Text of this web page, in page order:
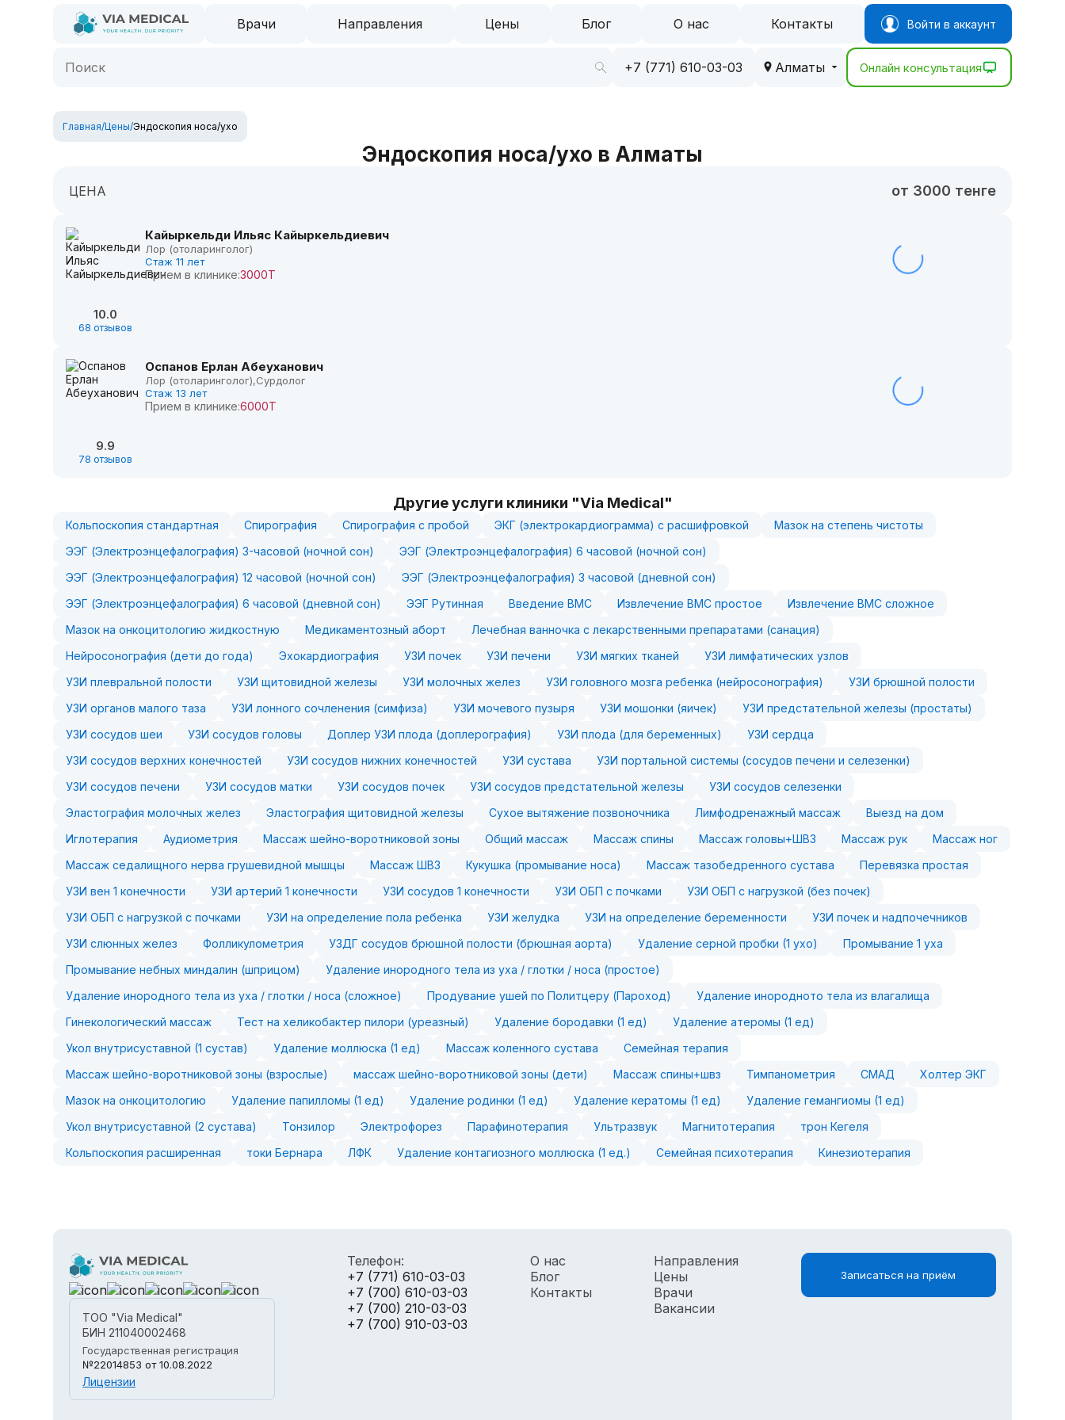
Врачи Направления Цены Блог О нас Контакты Войти в аккаунт
+7 (771) 610-03-03 Алматы Онлайн консультация
Главная/Цены/Эндоскопия носа/ухо
Эндоскопия носа/ухо в Алматы
ЦЕНА от 3000 тенге
10.0
68 отзывов
Кайыркельди Ильяс Кайыркельдиевич
Лор (отоларинголог)
Стаж 11 лет
Прием в клинике:3000Т
9.9
78 отзывов
Оспанов Ерлан Абеуханович
Лор (отоларинголог),Сурдолог
Стаж 13 лет
Прием в клинике:6000Т
Другие услуги клиники "Via Medical"
Кольпоскопия стандартная Спирография Спирография с пробой ЭКГ (электрокардиограмма) с расшифровкой
Мазок на степень чистоты
ЭЭГ (Электроэнцефалография) 3-часовой (ночной сон)
ЭЭГ (Электроэнцефалография) 6 часовой (ночной сон)
ЭЭГ (Электроэнцефалография) 12 часовой (ночной сон)
ЭЭГ (Электроэнцефалография) 3 часовой (дневной сон)
ЭЭГ (Электроэнцефалография) 6 часовой (дневной сон)
ЭЭГ Рутинная Введение ВМС Извлечение ВМС простое
Извлечение ВМС сложное
Мазок на онкоцитологию жидкостную
Медикаментозный аборт
Лечебная ванночка с лекарственными препаратами (санация)
Нейросонография (дети до года)
Эхокардиография УЗИ почек УЗИ печени УЗИ мягких тканей
УЗИ лимфатических узлов
УЗИ плевральной полости
УЗИ щитовидной железы УЗИ молочных желез УЗИ головного мозга ребенка (нейросонография)
УЗИ брюшной полости
УЗИ органов малого таза
УЗИ лонного сочленения (симфиза) УЗИ мочевого пузыря УЗИ мошонки (яичек)
УЗИ предстательной железы (простаты)
УЗИ сосудов шеи
УЗИ сосудов головы Доплер УЗИ плода (доплерография) УЗИ плода (для беременных)
УЗИ сердца
УЗИ сосудов верхних конечностей
УЗИ сосудов нижних конечностей УЗИ сустава
УЗИ портальной системы (сосудов печени и селезенки)
УЗИ сосудов печени
УЗИ сосудов матки УЗИ сосудов почек УЗИ сосудов предстательной железы
УЗИ сосудов селезенки
Эластография молочных желез
Эластография щитовидной железы Сухое вытяжение позвоночника Лимфодренажный массаж
Выезд на дом
Иглотерапия
Аудиометрия Массаж шейно-воротниковой зоны Общий массаж Массаж спины Массаж головы+ШВЗ Массаж рук
Массаж ног
Массаж седалищного нерва грушевидной мышцы
Массаж ШВЗ Кукушка (промывание носа) Массаж тазобедренного сустава
Перевязка простая
УЗИ вен 1 конечности
УЗИ артерий 1 конечности УЗИ сосудов 1 конечности УЗИ ОБП с почками
УЗИ ОБП с нагрузкой (без почек)
УЗИ ОБП с нагрузкой с почками
УЗИ на определение пола ребенка УЗИ желудка УЗИ на определение беременности
УЗИ почек и надпочечников
УЗИ слюнных желез
Фолликулометрия УЗДГ сосудов брюшной полости (брюшная аорта) Удаление серной пробки (1 ухо)
Промывание 1 уха
Промывание небных миндалин (шприцом)
Удаление инородного тела из уха / глотки / носа (простое)
Удаление инородного тела из уха / глотки / носа (сложное)
Продувание ушей по Политцеру (Пароход)
Удаление инородното тела из влагалища
Гинекологический массаж
Тест на хеликобактер пилори (уреазный) Удаление бородавки (1 ед)
Удаление атеромы (1 ед)
Укол внутрисуставной (1 сустав)
Удаление моллюска (1 ед) Массаж коленного сустава
Семейная терапия
Массаж шейно-воротниковой зоны (взрослые)
массаж шейно-воротниковой зоны (дети) Массаж спины+швз Тимпанометрия СМАД
Холтер ЭКГ
Мазок на онкоцитологию
Удаление папилломы (1 ед) Удаление родинки (1 ед) Удаление кератомы (1 ед)
Удаление гемангиомы (1 ед)
Укол внутрисуставной (2 сустава)
Тонзилор Электрофорез Парафинотерапия Ультразвук Магнитотерапия
трон Кегеля
Кольпоскопия расширенная
токи Бернара ЛФК Удаление контагиозного моллюска (1 ед.) Семейная психотерапия Кинезиотерапия
ТОО "Via Medical"
БИН 211040002468
Государственная регистрация
№22014853 от 10.08.2022
Лицензии
Телефон:
+7 (771) 610-03-03
+7 (700) 610-03-03
+7 (700) 210-03-03
+7 (700) 910-03-03
О нас
Блог
Контакты
Направления
Цены
Врачи
Вакансии
Записаться на приём